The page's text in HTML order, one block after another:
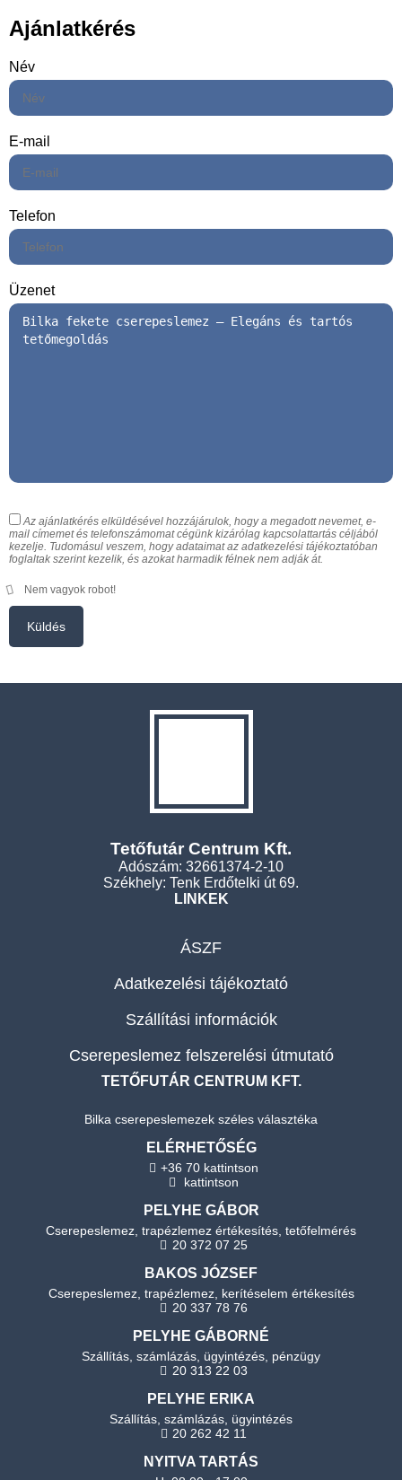
Ajánlatkérés
Név
E-mail
Telefon
Üzenet
Az ajánlatkérés elküldésével hozzájárulok, hogy a megadott nevemet, e-
mail címemet és telefonszámomat cégünk kizárólag kapcsolattartás céljából
kezelje. Tudomásul veszem, hogy adataimat az adatkezelési tájékoztatóban
foglaltak szerint kezelik, és azokat harmadik félnek nem adják át.
Nem vagyok robot!
Küldés
Tetőfutár Centrum Kft.
Adószám: 32661374-2-10
Székhely: Tenk Erdőtelki út 69.
LINKEK
ÁSZF
Adatkezelési tájékoztató
Szállítási információk
Cserepeslemez felszerelési útmutató
TETŐFUTÁR CENTRUM KFT.
Bilka cserepeslemezek széles választéka
ELÉRHETŐSÉG
+36 70 kattintson
kattintson
PELYHE GÁBOR
Cserepeslemez, trapézlemez értékesítés, tetőfelmérés
20 372 07 25
BAKOS JÓZSEF
Cserepeslemez, trapézlemez, kerítéselem értékesítés
20 337 78 76
PELYHE GÁBORNÉ
Szállítás, számlázás, ügyintézés, pénzügy
20 313 22 03
PELYHE ERIKA
Szállítás, számlázás, ügyintézés
20 262 42 11
NYITVA TARTÁS